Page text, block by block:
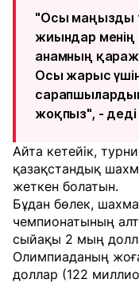
"Осы маңызды
жиындар
анамның
Осы жарыс
жоқпыз", - деді
Айта кетейік,
қазақстандық
жеткен болатын.
Бұдан бөлек,
чемпионатының
сыйақы 2 мың
Олимпиаданың
доллар (122